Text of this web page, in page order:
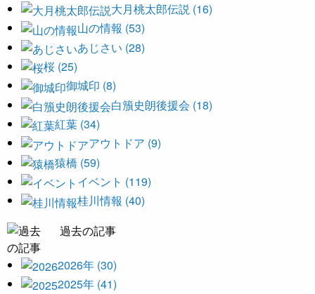
大月桃太郎伝説 (16)
山の情報 (53)
あじさい (28)
桜 (25)
御城印 (8)
白籏史朗後援会 (18)
紅葉 (34)
アウトドア (9)
猿橋 (59)
イベント (119)
桂川情報 (40)
過去の記事
2026年 (30)
2025年 (41)